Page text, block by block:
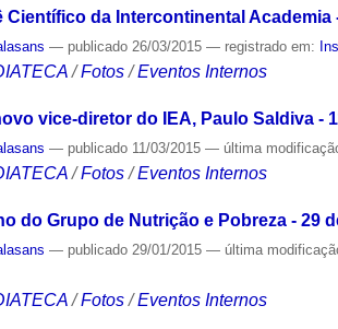
Científico da Intercontinental Academia
— publicado 26/03/2015— registrado em:
/Fotos /Eventos Internos
vice-diretor do IEA, Paulo Saldiva -
— publicado 11/03/2015— última
/Fotos /Eventos Internos
do Grupo de Nutrição e Pobreza - 29
— publicado 29/01/2015— última
/Fotos /Eventos Internos